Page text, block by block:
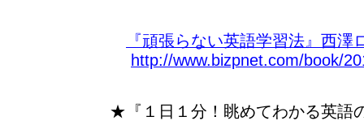
『頑張らない英語学習法』西澤
http://www.bizpnet.com/book/
★『１日１分！眺めてわかる英語